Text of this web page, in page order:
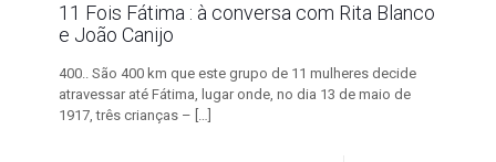
11 Fois Fátima : à conversa com Rita Blanco
e João Canijo
400.. São 400 km que este grupo de 11 mulheres decide
atravessar até Fátima, lugar onde, no dia 13 de maio de
1917, três crianças – […]